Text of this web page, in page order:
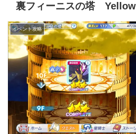
裏フィーニスの塔
イベント攻略